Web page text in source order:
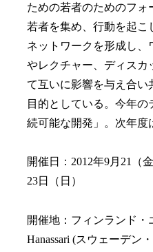
ための若者のためのフォ
若者を集め、行動を起こ
ネットワークを形成し、
やレクチャー、ディスカ
て互いに影響を与え合い
目的としている。今年の
続可能な開発」。次年度
開催日：2012年9月21（
23日（日）
開催地：フィンランド・
Hanassari (スウェーデン